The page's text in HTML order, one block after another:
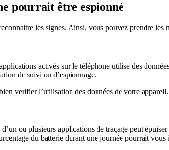
pourrait être espionné
les signes. Ainsi, vous pouvez prendre
activés sur le téléphone utilise des
de suivi ou d’espionnage.
verifier l’utilisation des données de votre appareil.
ou plusieurs applications de traçage peut
du batterie durant une journée pourrait